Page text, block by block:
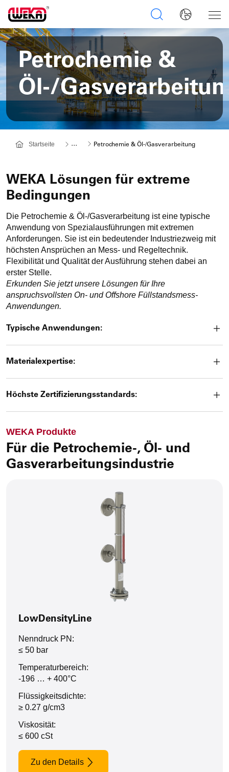
Petrochemie &
Öl-/
Startseite ...
Weitere
Übersprungen,
mit
öffnen
sich
diese.
Petrochemie & Öl-/Gasverarbeitung
WEKA Lösungen für extreme
Bedingungen
Die Petrochemie & Öl-/Gasverarbeitung ist eine typische
Anwendung von Spezialausführungen mit extremen
Anforderungen. Sie ist ein bedeutender Industriezweig mit
höchsten Ansprüchen an Mess- und Regeltechnik.
Flexibilität und Qualität der Ausführung stehen dabei an
erster Stelle.
Erkunden Sie jetzt unsere Lösungen für Ihre
anspruchsvollsten On- und Offshore Füllstandsmess-
Anwendungen.
Typische Anwendungen:
Materialexpertise:
Höchste Zertifizierungsstandards:
Für die Petrochemie-, Öl- und
Gasverarbeitungsindustrie
WEKA Produkte
LowDensityLine
Nenndruck PN:
≤ 50 bar
Temperaturbereich:
-196 … + 400°C
Flüssigkeitsdichte:
≥ 0.27 g/cm3
Viskosität:
≤ 600 cSt
Zu den Details